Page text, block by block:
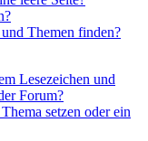
Themen finden?
Lesezeichen und
Forum?
setzen oder ein